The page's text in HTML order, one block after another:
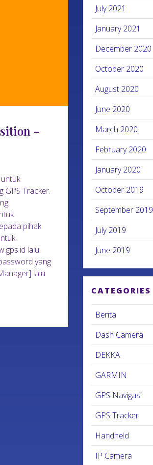
–
GPS Tracker.
pihak
lalu
yang
lalu
July 2021
January 2021
December 2020
October 2020
August 2020
June 2020
March 2020
February 2020
January 2020
October 2019
September 2019
July 2019
June 2019
CATEGORIES
Berita
Dash Camera
DEKKA
GARMIN
GPS Navigasi
GPS Tracker
Handheld
IP Camera